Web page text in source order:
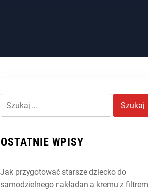
OSTATNIE WPISY
Jak przygotować starsze dziecko do
samodzielnego nakładania kremu z filtrem